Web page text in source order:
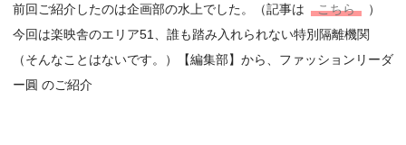
前回ご紹介したのは企画部の水上でした。（記事は
こちら
）
今回は楽映舎のエリア51、誰も踏み入れられない特別隔離機関
（そんなことはないです。）【編集部】から、ファッションリーダ
ー圓 のご紹介